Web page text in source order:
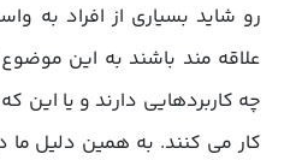
رو شاید بسیاری از افراد به
علاقه مند باشند به این
چه کاربردهایی دارند و یا این
کار می کنند. به همین دلیل